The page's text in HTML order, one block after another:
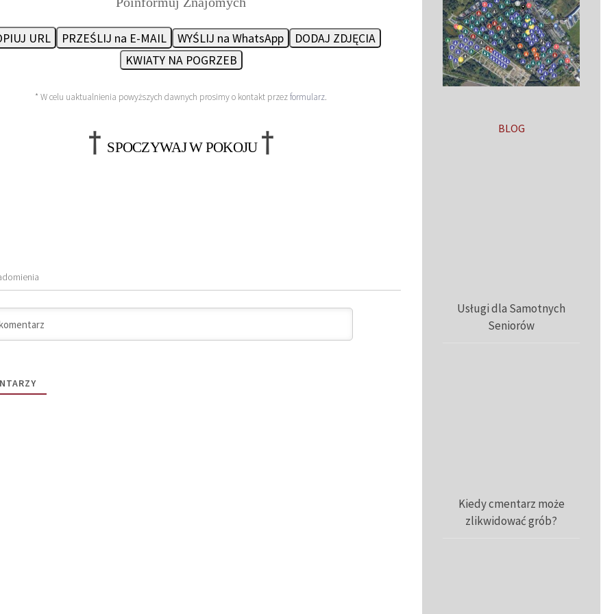
URL PRZEŚLIJ na E-MAIL WYŚLIJ na WhatsApp
DODAJ ZDJĘCIA
KWIATY NA POGRZEB
* W celu uaktualnienia powyższych dawnych prosimy o kontakt przezformularz.
† SPOCZYWAJ W POKOJU † BLOG
Usługi dla Samotnych
Seniorów
Kiedy cmentarz może
zlikwidować grób?